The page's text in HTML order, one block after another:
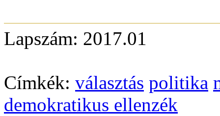
Lapszám: 2017.01
Címkék: választás politika
demokratikus ellenzék